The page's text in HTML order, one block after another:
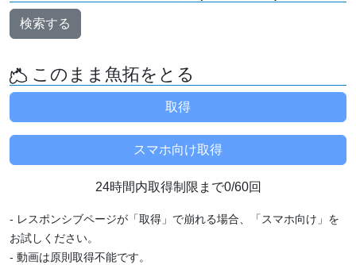
検索する
このまま魚拓をとる
24時間内取得制限まで0/60回
- レスポンシブページが「取得」で崩れる場合、「スマホ向け」を
お試しください。
- 動画は原則取得不能です。